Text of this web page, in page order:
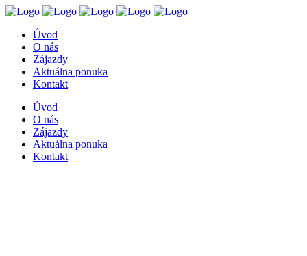
Úvod
O nás
Zájazdy
Aktuálna ponuka
Kontakt
Úvod
O nás
Zájazdy
Aktuálna ponuka
Kontakt